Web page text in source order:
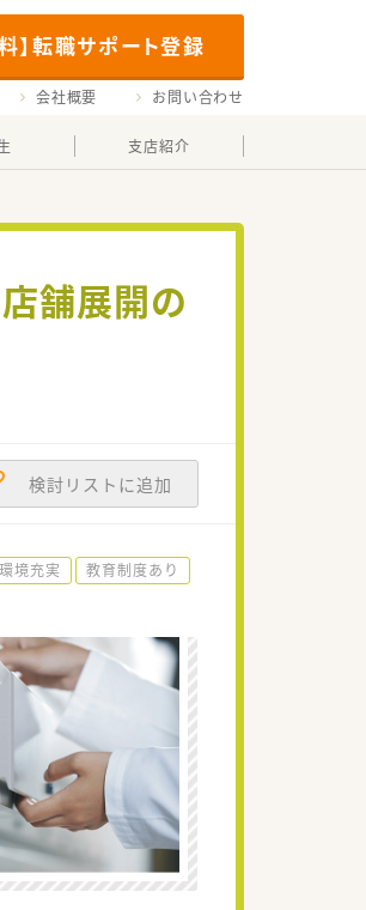
】転職サポート登録
会社概要 お問い合わせ
支店紹介
舗展開の
検討リストに追加
境充実 教育制度あり